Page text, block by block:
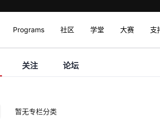
Programs 社区 学堂 大赛 支
关注 论坛
暂无专栏分类